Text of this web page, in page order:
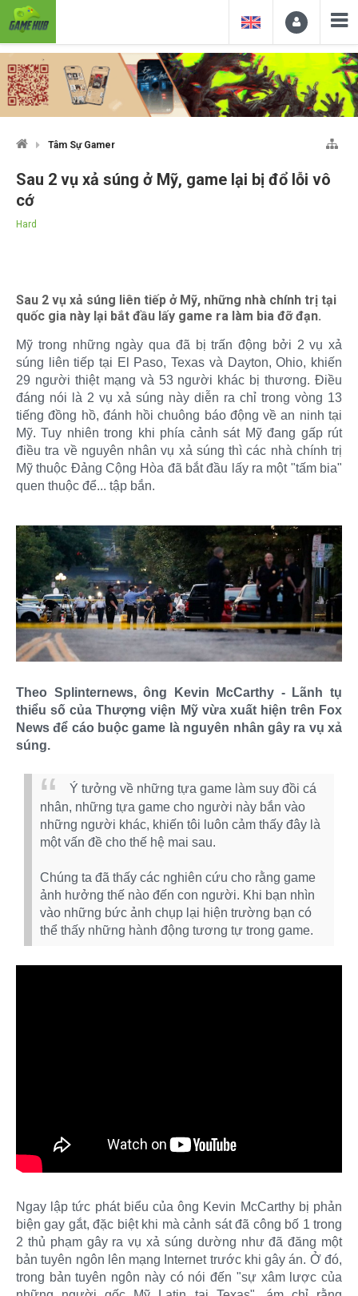
Tâm Sự Gamer
Sau 2 vụ xả súng ở Mỹ, game lại bị đổ lỗi vô
cớ
Hard
Sau 2 vụ xả súng liên tiếp ở Mỹ, những nhà chính trị tại
quốc gia này lại bắt đầu lấy game ra làm bia đỡ đạn.
Mỹ trong những ngày qua đã bị trấn động bởi 2 vụ xả
súng liên tiếp tại El Paso, Texas và Dayton, Ohio, khiến
29 người thiệt mạng và 53 người khác bị thương. Điều
đáng nói là 2 vụ xả súng này diễn ra chỉ trong vòng 13
tiếng đồng hồ, đánh hồi chuông báo động về an ninh tại
Mỹ. Tuy nhiên trong khi phía cảnh sát Mỹ đang gấp rút
điều tra về nguyên nhân vụ xả súng thì các nhà chính trị
Mỹ thuộc Đảng Cộng Hòa đã bắt đầu lấy ra một "tấm bia"
quen thuộc để... tập bắn.
Theo Splinternews, ông Kevin McCarthy - Lãnh tụ
thiểu số của Thượng viện Mỹ vừa xuất hiện trên Fox
News để cáo buộc game là nguyên nhân gây ra vụ xả
súng.
Ý tưởng về những tựa game làm suy đồi cá
nhân, những tựa game cho người này bắn vào
những người khác, khiến tôi luôn cảm thấy đây là
một vấn đề cho thế hệ mai sau.
Chúng ta đã thấy các nghiên cứu cho rằng game
ảnh hưởng thế nào đến con người. Khi bạn nhìn
vào những bức ảnh chụp lại hiện trường bạn có
thể thấy những hành động tương tự trong game.
Ngay lập tức phát biểu của ông Kevin McCarthy bị phản
biện gay gắt, đặc biệt khi mà cảnh sát đã công bố 1 trong
2 thủ phạm gây ra vụ xả súng dường như đã đăng một
bản tuyên ngôn lên mạng Internet trước khi gây án. Ở đó,
trong bản tuyên ngôn này có nói đến "sự xâm lược của